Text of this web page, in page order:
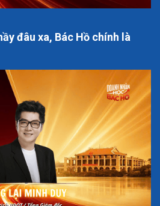
đâu xa, Bác Hồ chính là